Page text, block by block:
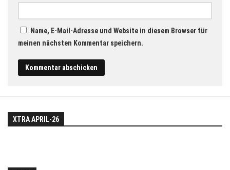
Name, E-Mail-Adresse und Website in diesem Browser für
meinen nächsten Kommentar speichern.
XTRA APRIL-26